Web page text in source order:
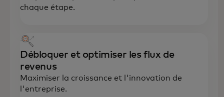
chaque étape.
Débloquer et optimiser les flux de
revenus
Maximiser la croissance et l'innovation de
l'entreprise.